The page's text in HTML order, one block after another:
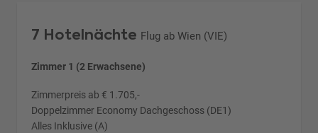
7 Hotelnächte Flug ab Wien (VIE)
Zimmer 1 (2 Erwachsene)
Zimmerpreis ab € 1.705,-
Doppelzimmer Economy Dachgeschoss (DE1)
Alles Inklusive (A)